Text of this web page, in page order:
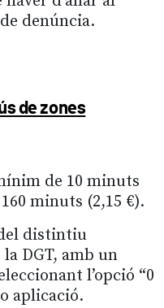
denúncia.
de zones
de 10 minuts
minuts (2,15 €).
distintiu
DGT, amb un
l’opció “0
aplicació.